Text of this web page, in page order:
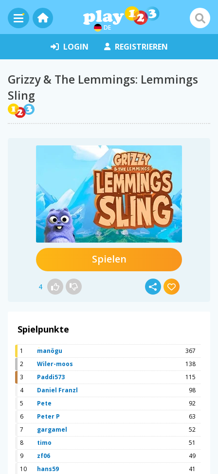
DE
LOGIN REGISTRIEREN
Grizzy & The Lemmings: Lemmings
Sling
Spielen
4
Spielpunkte
1 manögu
367
2
Wiler-moos
138
3
Paddi573
115
4
Daniel Franzl
98
5
Pete
92
6
Peter P
63
7
gargamel
52
8
timo
51
9
zf06
49
10
hans59 41